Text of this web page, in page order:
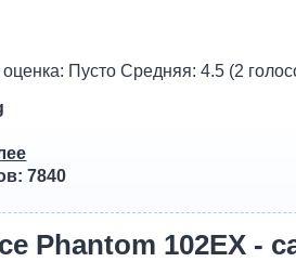
Пусто Средняя:4.5 (2
7840
Phantom 102EX -